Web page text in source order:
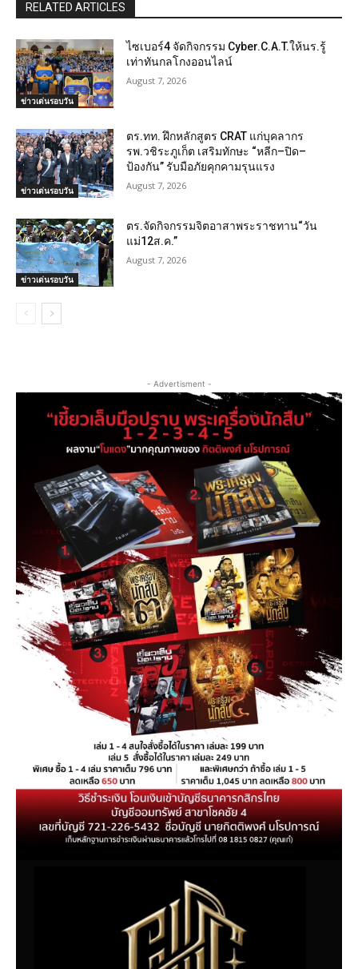
RELATED ARTICLES
ข่าวเด่นรอบวัน
ไซเบอร์4 จัดกิจกรรม Cyber.C.A.T.ให้นร.รู้
เท่าทันกลโกงออนไลน์
August 7, 2026
ข่าวเด่นรอบวัน
ตร.ทท. ฝึกหลักสูตร CRAT แก่บุคลากร
รพ.วชิระภูเก็ต เสริมทักษะ “หลีก–ปิด–
ป้องกัน” รับมือภัยคุกคามรุนแรง
August 7, 2026
ข่าวเด่นรอบวัน
ตร.จัดกิจกรรมจิตอาสาพระราชทาน“วัน
แม่12ส.ค.”
August 7, 2026
- Advertisment -